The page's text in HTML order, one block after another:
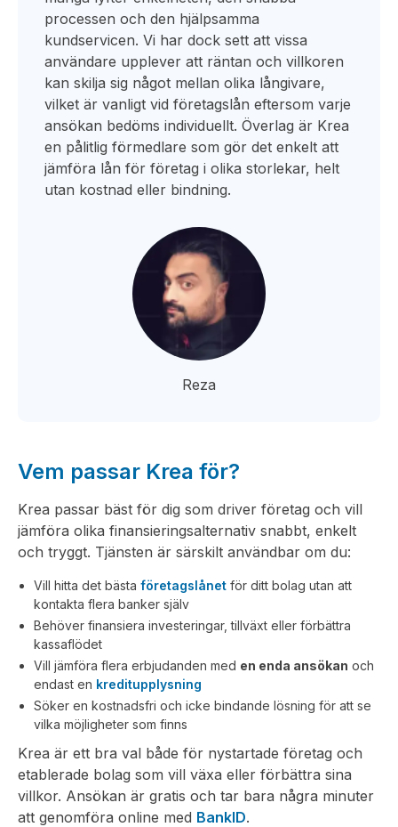
processen och den hjälpsamma
kundservicen. Vi har dock sett att vissa
användare upplever att räntan och villkoren
kan skilja sig något mellan olika långivare,
vilket är vanligt vid företagslån eftersom varje
ansökan bedöms individuellt. Överlag är Krea
en pålitlig förmedlare som gör det enkelt att
jämföra lån för företag i olika storlekar, helt
utan kostnad eller bindning.
Reza
Vem passar Krea för?
Krea passar bäst för dig som driver företag och vill
jämföra olika finansieringsalternativ snabbt, enkelt
och tryggt. Tjänsten är särskilt användbar om du:
Vill hitta det bästa företagslånet för ditt bolag utan att
kontakta flera banker själv
Behöver finansiera investeringar, tillväxt eller förbättra
kassaflödet
Vill jämföra flera erbjudanden med en enda ansökan och
endast en kreditupplysning
Söker en kostnadsfri och icke bindande lösning för att se
vilka möjligheter som finns
Krea är ett bra val både för nystartade företag och
etablerade bolag som vill växa eller förbättra sina
villkor. Ansökan är gratis och tar bara några minuter
att genomföra online med BankID.